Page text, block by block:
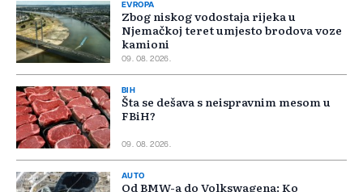
EVROPA
Zbog niskog vodostaja rijeka u
Njemačkoj teret umjesto brodova voze
kamioni
09. 08. 2026.
BIH
Šta se dešava s neispravnim mesom u
FBiH?
09. 08. 2026.
AUTO
Od BMW-a do Volkswagena: Ko